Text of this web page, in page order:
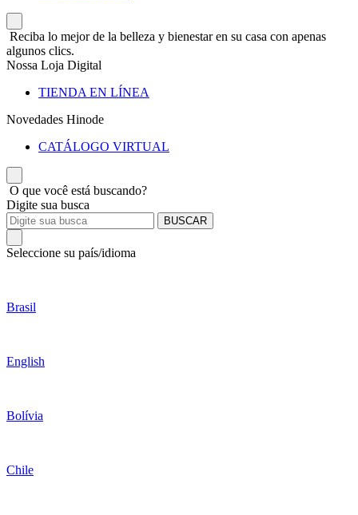
Reciba lo mejor de la belleza y bienestar en su casa con apenas
algunos clics.
Nossa Loja Digital
TIENDA EN LÍNEA
Novedades Hinode
CATÁLOGO VIRTUAL
O que você está buscando?
Digite sua busca
BUSCAR
Seleccione su país/idioma
Brasil
English
Bolívia
Chile